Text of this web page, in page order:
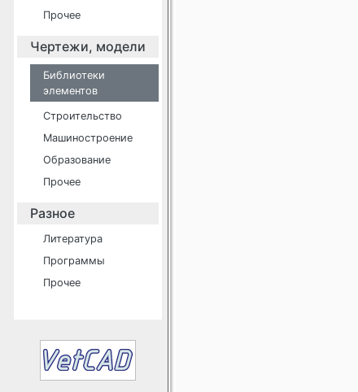
Прочее
Чертежи, модели
Библиотеки
элементов
Строительство
Машиностроение
Образование
Прочее
Разное
Литература
Программы
Прочее